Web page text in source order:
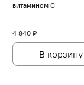
витамином С
4 840 ₽
В корзину